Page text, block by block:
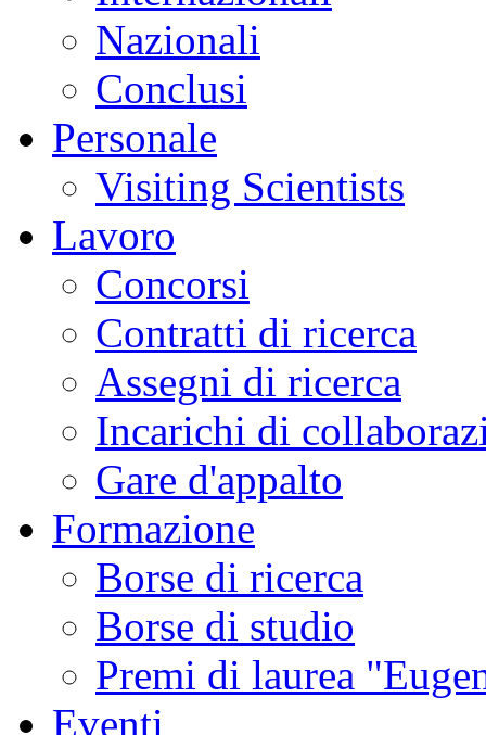
Nazionali
Conclusi
Personale
Visiting Scientists
Lavoro
Concorsi
Contratti di ricerca
Assegni di ricerca
Incarichi di
Gare d'appalto
Formazione
Borse di ricerca
Borse di studio
Premi di laurea
Eventi